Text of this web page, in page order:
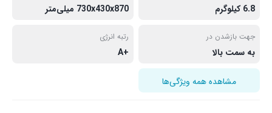
6.8 کیلوگرم 730x430x870 میلی‌متر
جهت بازشدن در
به سمت بالا
رتبه انرژی
+A
مشاهده همه ویژگی‌ها